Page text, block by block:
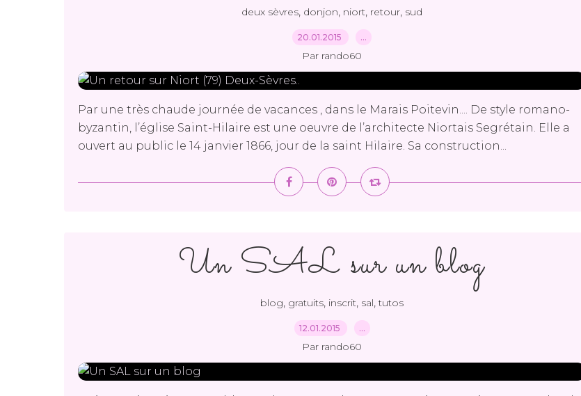
deux sèvres, donjon, niort, retour, sud
20.01.2015 …
Par rando60
Par une très chaude journée de vacances , dans le Marais Poitevin.... De style romano-
byzantin, l’église Saint-Hilaire est une oeuvre de l’architecte Niortais Segrétain. Elle a
ouvert au public le 14 janvier 1866, jour de la saint Hilaire. Sa construction...
Un SAL sur un blog
blog, gratuits, inscrit, sal,tutos
12.01.2015 …
Par rando60